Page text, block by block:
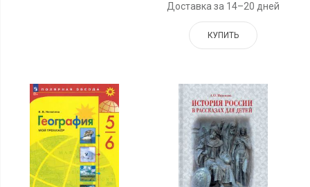
Доставка за 14–20 дней
КУПИТЬ